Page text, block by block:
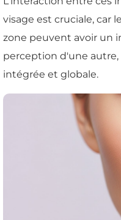
visage est cruciale, car
zone peuvent avoir un
perception d'une
intégrée et globale.